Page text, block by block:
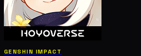
GENSHIN IMPACT